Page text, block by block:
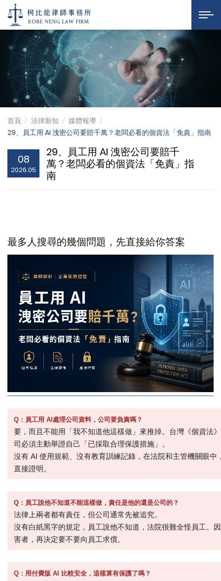
AI 洩密 個資法 個人資
柯比能律師事務所
展開
首頁 法律新知
媒體報導
29、員工用 AI 洩密公司要賠千萬？老闆必看的個資法「免責」指南
08
2026.05
29、員工用 AI 洩密公司要賠千
萬？老闆必看的個資法「免責」指
南
最多人搜尋的幾個問題，先直接給你答案
Q ：員工用 AI處理公司資料，公司要負責嗎？
要，而且不能用「我不知道他這樣做」來推掉。台灣《個資法
司必須主動舉證自己「已採取合理保護措施」。
沒有 AI 使用規範、沒有教育訓練記錄，在法院和主管機關眼中
直接證明。
Q ：員工說他不知道不能這樣做，責任是他的還是公司的？
法律上兩者都有責任 ， 但公司通常先被追究。
沒有白紙黑字的規定，員工說他不知道，法院很難全怪員工。
害者，再決定要不要向員工求償。
Q ：用付費版 AI 比較安全，這樣算有保護了嗎？